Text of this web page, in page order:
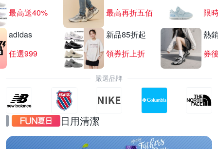
最高送40%
最高再折五佰
限
adidas
任選999
新品85折起
領券折上折
熱
券
嚴選品牌
日用清潔